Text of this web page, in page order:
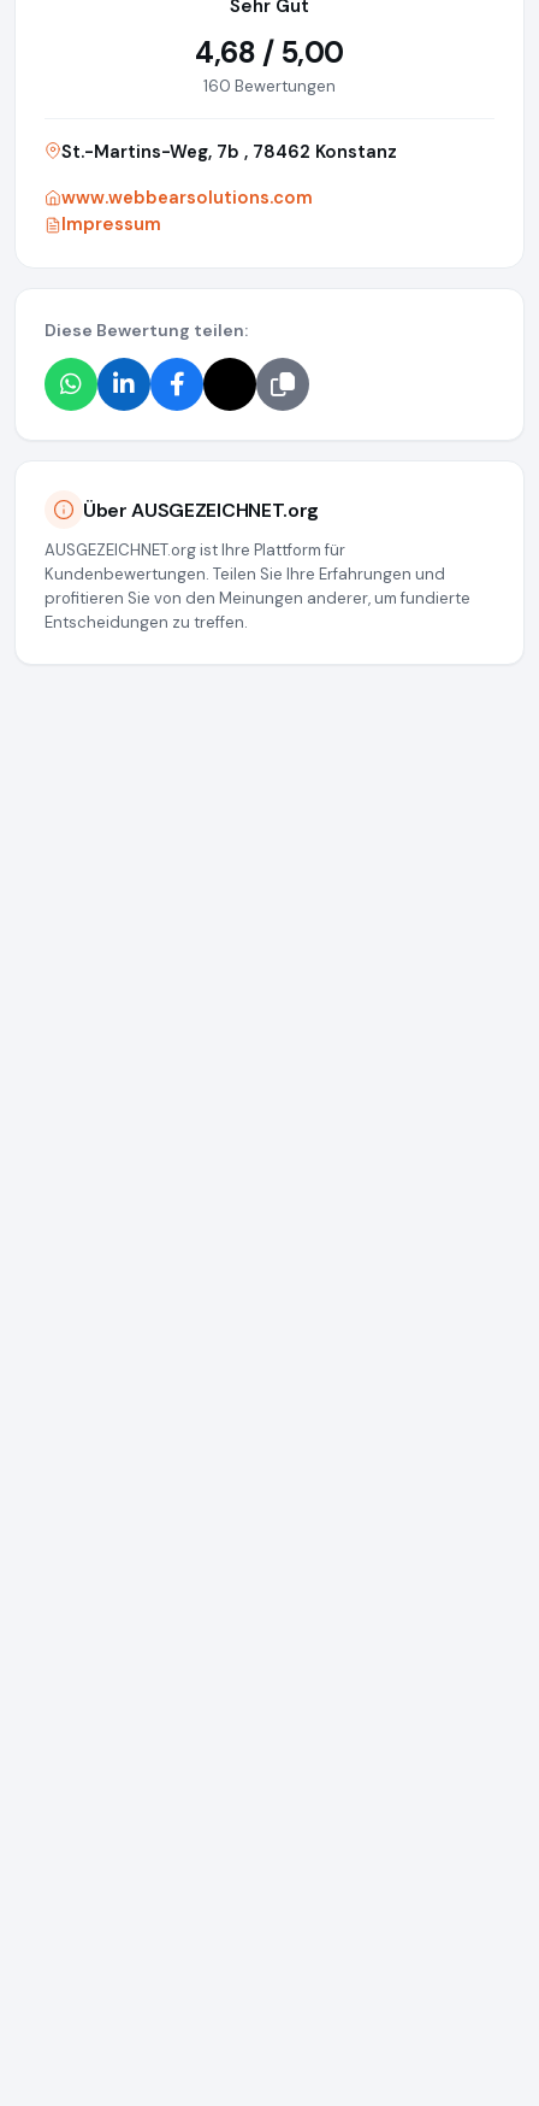
Sehr Gut
4,68 / 5,00
160 Bewertungen
St.-Martins-Weg, 7b , 78462 Konstanz
www.webbearsolutions.com
Impressum
Diese Bewertung teilen:
Über AUSGEZEICHNET.org
AUSGEZEICHNET.org ist Ihre Plattform für
Kundenbewertungen. Teilen Sie Ihre Erfahrungen und
profitieren Sie von den Meinungen anderer, um fundierte
Entscheidungen zu treffen.